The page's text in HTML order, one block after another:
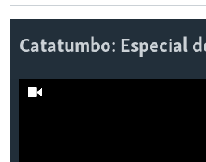
Catatumbo: Especial